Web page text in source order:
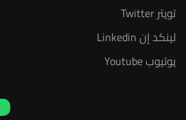
تويتر Twitter
لينكد إن Linkedin
يوتيوب Youtube